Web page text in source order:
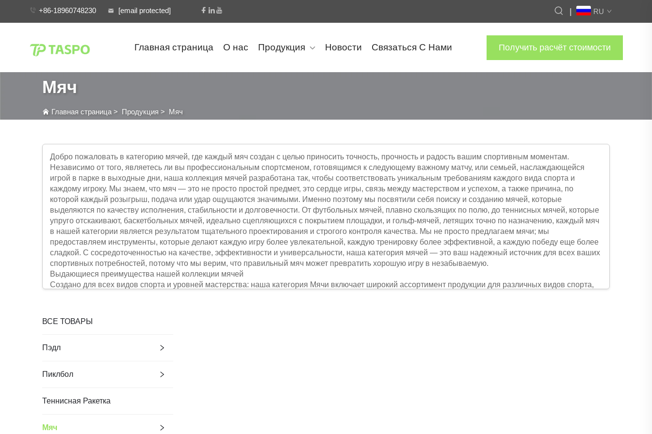
+86-18960748230 [email protected] RU
Главная страница О нас Продукция Новости Связаться С Нами Получить расчёт стоимости
Мяч
Главная страница > Продукция > Мяч
Добро пожаловать в категорию мячей, где каждый мяч создан с целью приносить точность, прочность и радость вашим спортивным моментам.
Независимо от того, являетесь ли вы профессиональным спортсменом, готовящимся к следующему важному матчу, или семьей, наслаждающейся
игрой в парке в выходные дни, наша коллекция мячей разработана так, чтобы соответствовать уникальным требованиям каждого вида спорта и
каждому игроку. Мы знаем, что мяч — это не просто простой предмет, это сердце игры, связь между мастерством и успехом, а также причина, по
которой каждый розыгрыш, подача или удар ощущаются значимыми. Именно поэтому мы посвятили себя поиску и созданию мячей, которые
выделяются по качеству исполнения, стабильности и долговечности. От футбольных мячей, плавно скользящих по полю, до теннисных мячей, которые
упруго отскакивают, баскетбольных мячей, идеально сцепляющихся с покрытием площадки, и гольф-мячей, летящих точно по назначению, каждый мяч
в нашей категории является результатом тщательного проектирования и строгого контроля качества. Мы не просто предлагаем мячи; мы
предоставляем инструменты, которые делают каждую игру более увлекательной, каждую тренировку более эффективной, а каждую победу еще более
сладкой. С сосредоточенностью на качестве, эффективности и универсальности, наша категория мячей — это ваш надежный источник для всех ваших
спортивных потребностей, потому что мы верим, что правильный мяч может превратить хорошую игру в незабываемую.
Выдающиеся преимущества нашей коллекции мячей
Создано для всех видов спорта и уровней мастерства: наша категория Мячи включает широкий ассортимент продукции для различных видов спорта,
стандартам по размеру и весу, с панелями, уменьшающими сопротивление воздуха для точных передач. Теннисисты могут выбрать мячи,
также оценят наш ассортимент — мячи для зала с шероховатой поверхностью обеспечивают лучшее сцепление во время быстрых атак, а уличные
или пиклболл, у нас есть мячи, адаптированные под конкретные правила и стили игры. И точно так же, как по уровню мастерства, у нас есть варианты
все ваши потребности.
портит игру. Именно поэтому мы используем только самые качественные материалы при производстве каждого предлагаемого мяча. Возьмем, к
ВСЕ ТОВАРЫ
Пэдл
Пиклбол
Теннисная Ракетка
Мяч